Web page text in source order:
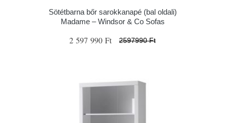
Sötétbarna bőr sarokkanapé (bal oldali)
Madame – Windsor & Co Sofas
2 597 990 Ft 2597990 Ft